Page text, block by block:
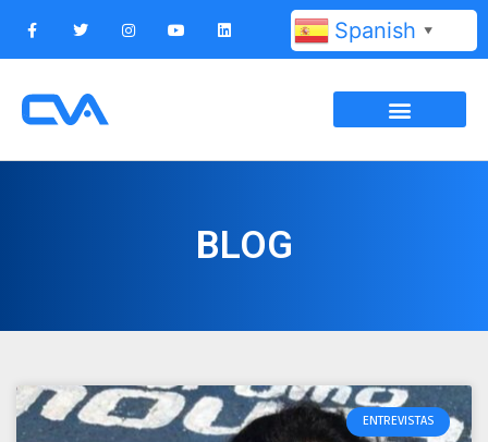
Spanish ▼
BLOG
ENTREVISTAS